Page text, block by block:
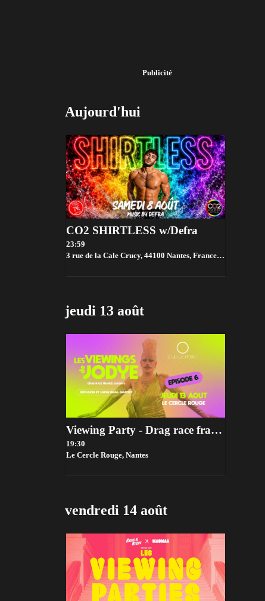
Publicité
Aujourd'hui
CO2 SHIRTLESS w/Defra
23:59
3 rue de la Cale Crucy, 44100 Nantes, France, Nantes
jeudi 13 août
Viewing Party - Drag race france Saison 4 - Episode 6
19:30
Le Cercle Rouge, Nantes
vendredi 14 août